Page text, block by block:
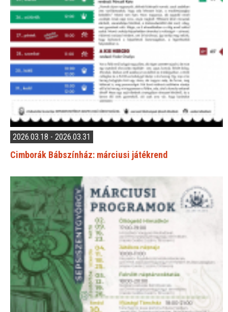
2026.03.18 - 2026.03.31
Cimborák Bábszínház: márciusi játékrend